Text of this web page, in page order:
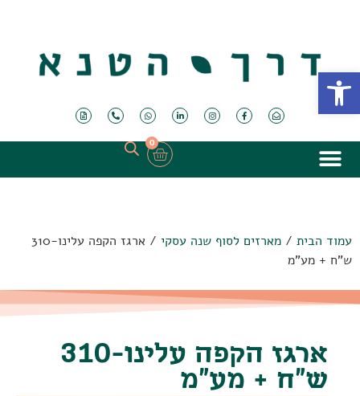
פתח סרגל נגישות
0
עמוד הבית / מארזים לסוף שנה עסקי
/ ארגז הקפה עלינו-310
ש"ח + מע"מ
ארגז הקפה עלינו-310
ש"ח + מע"מ